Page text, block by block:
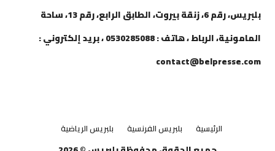
بلبريس، رقم 6، زنقة بيروت، الطابق الرابع، رقم 13، ساحة
المامونية، الرباط ، هاتف : 0530285088 ، بريد إلكتروني :
contact@belpresse.com
الرئيسية بلبريس الفرنسية بلبريس الرياضية